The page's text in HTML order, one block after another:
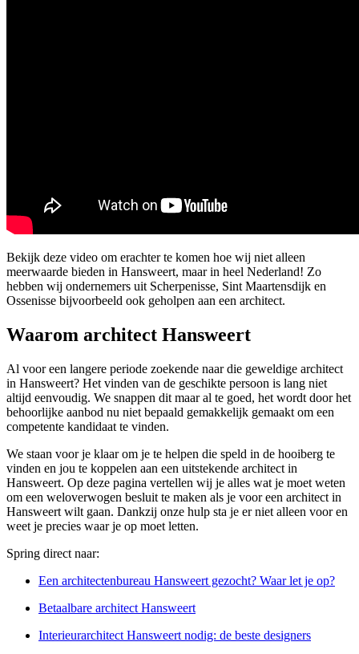
Bekijk deze video om erachter te komen hoe wij niet alleen
meerwaarde bieden in Hansweert, maar in heel Nederland! Zo
hebben wij ondernemers uit Scherpenisse, Sint Maartensdijk en
Ossenisse bijvoorbeeld ook geholpen aan een architect.
Waarom architect Hansweert
Al voor een langere periode zoekende naar die geweldige architect
in Hansweert? Het vinden van de geschikte persoon is lang niet
altijd eenvoudig. We snappen dit maar al te goed, het wordt door het
behoorlijke aanbod nu niet bepaald gemakkelijk gemaakt om een
competente kandidaat te vinden.
We staan voor je klaar om je te helpen die speld in de hooiberg te
vinden en jou te koppelen aan een uitstekende architect in
Hansweert. Op deze pagina vertellen wij je alles wat je moet weten
om een weloverwogen besluit te maken als je voor een architect in
Hansweert wilt gaan. Dankzij onze hulp sta je er niet alleen voor en
weet je precies waar je op moet letten.
Spring direct naar:
Een architectenbureau Hansweert gezocht? Waar let je op?
Betaalbare architect Hansweert
Interieurarchitect Hansweert nodig: de beste designers